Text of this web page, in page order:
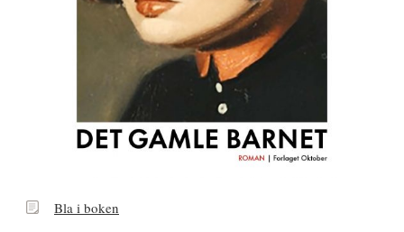
BlaBla i boken